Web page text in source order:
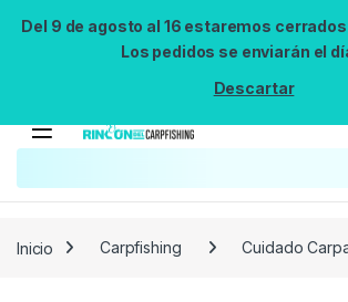
Del 9 de agosto al 16 estaremos
Los pedidos se enviarán el
Descartar
Inicio Carpfishing Cuidado